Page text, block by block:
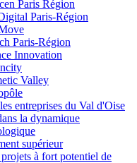
Paris Région
Paris-Région
Paris-Région
Innovation
Valley
entreprises du Val d'Oise
la dynamique
supérieur
à fort potentiel de